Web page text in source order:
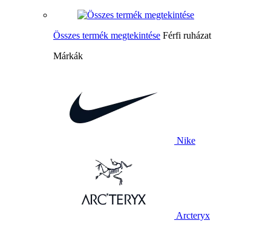
Összes termék megtekintése Férfi ruházat
Márkák
Nike
Arcteryx